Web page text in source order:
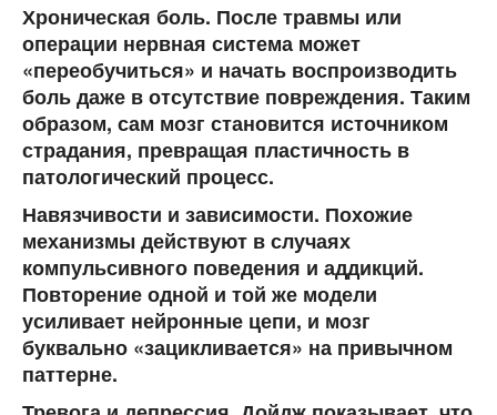
Хроническая боль. После травмы или
операции нервная система может
«переобучиться» и начать воспроизводить
боль даже в отсутствие повреждения. Таким
образом, сам мозг становится источником
страдания, превращая пластичность в
патологический процесс.
Навязчивости и зависимости. Похожие
механизмы действуют в случаях
компульсивного поведения и аддикций.
Повторение одной и той же модели
усиливает нейронные цепи, и мозг
буквально «зацикливается» на привычном
паттерне.